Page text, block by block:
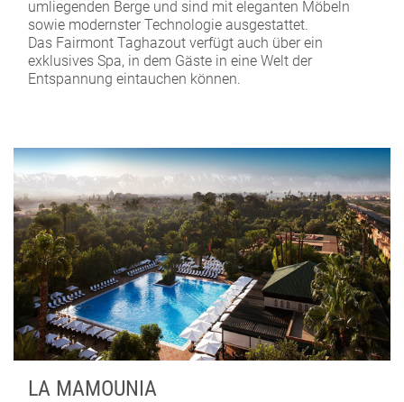
umliegenden Berge und sind mit eleganten Möbeln
sowie modernster Technologie ausgestattet.
Das Fairmont Taghazout verfügt auch über ein
exklusives Spa, in dem Gäste in eine Welt der
Entspannung eintauchen können.
LA MAMOUNIA